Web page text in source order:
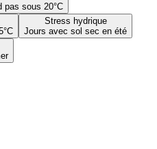
pas sous 20°C
Stress hydrique
Jours avec sol sec en été